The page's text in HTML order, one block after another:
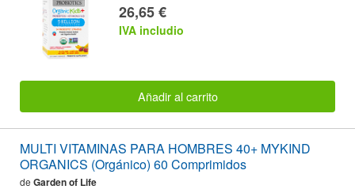
26,65 €
IVA includio
Añadir al carrito
MULTI VITAMINAS PARA HOMBRES 40+ MYKIND
ORGANICS (Orgánico) 60 Comprimidos
de Garden of Life